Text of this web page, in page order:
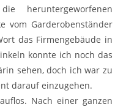
heruntergeworfenen
vom Garderobenständer
das Firmengebäude in
konnte ich noch das
sehen, doch ich war zu
darauf einzugehen.
Nach einer ganzen